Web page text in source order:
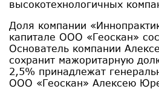
высокотехнологичных
Доля компании
капитале ООО «Геоскан»
Основатель компании
сохранит мажоритарную
2,5% принадлежат
ООО «Геоскан» Алексею